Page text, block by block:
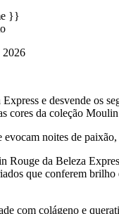
}}
2026
e desvende os
cores da coleção
evocam noites de paixão,
Rouge da Beleza
que conferem brilho
com colágeno e